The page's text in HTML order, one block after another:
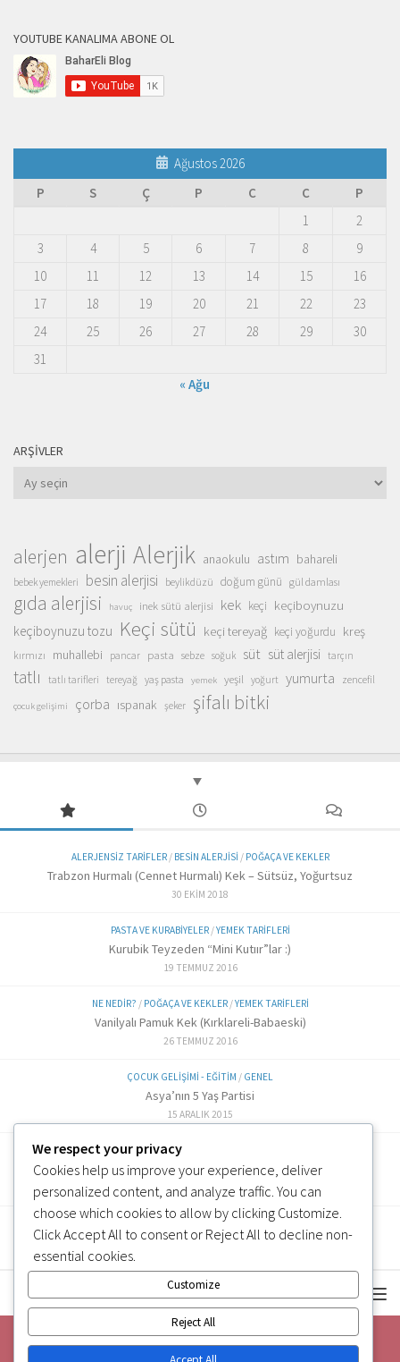
YOUTUBE KANALIMA ABONE OL
Ağustos 2026
P
S Ç P C C
P
1
2
3
4 5 6 7 8
9
10
11 12 13 14 15
16
17
18 19 20 21 22
23
24
25 26 27 28 29
30
31
« Ağu
ARŞIVLER
Arşivler
alerjen alerji Alerjik anaokulu astım bahareli
bebek yemekleri besin alerjisi beylikdüzü doğum günü gül damlası
gıda alerjisi havuç inek sütü alerjisi kek keçi keçiboynuzu
keçiboynuzu tozu Keçi sütü keçi tereyağ keçi yoğurdu kreş
kırmızı muhallebi pancar pasta sebze soğuk süt süt alerjisi tarçın
tatlı tatlı tarifleri tereyağ yaş pasta yemek yeşil yoğurt yumurta zencefil
çocuk gelişimi çorba ıspanak şeker şifalı bitki
ALERJENSIZ TARIFLER/ BESIN ALERJISI / POĞAÇA VE KEKLER
Trabzon Hurmalı (Cennet Hurmalı) Kek – Sütsüz, Yoğurtsuz
30 EKIM 2018
PASTA VE KURABIYELER/YEMEK TARIFLERI
Kurubik Teyzeden “Mini Kutıır”lar :)
19 TEMMUZ 2016
NE NEDIR? / POĞAÇA VE KEKLER/YEMEK TARIFLERI
Vanilyalı Pamuk Kek (Kırklareli-Babaeski)
26 TEMMUZ 2016
ÇOCUK GELIŞIMI - EĞITIM / GENEL
Asya’nın 5 Yaş Partisi
15 ARALIK 2015
ALTERNATIF TARIFLER
Labne Peynir Yapımı (6 ve üzeri)
3 OCAK 2019
We respect your privacy
Cookies help us improve your experience, deliver
personalized content, and analyze traffic. You can
choose which cookies to allow by clicking Customize
ClickAccept All to consent or Reject All to decline non-
essential cookies.
Customize
Reject All